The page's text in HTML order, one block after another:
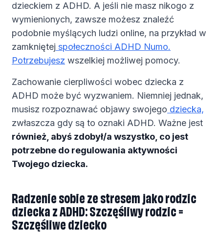
dzieckiem z ADHD. A jeśli nie masz nikogo z
wymienionych, zawsze możesz znaleźć
podobnie myślących ludzi online, na przykład w
zamkniętej społeczności ADHD Numo.
Potrzebujesz wszelkiej możliwej pomocy.
Zachowanie cierpliwości wobec dziecka z
ADHD może być wyzwaniem. Niemniej jednak,
musisz rozpoznawać objawy swojego dziecka,
zwłaszcza gdy są to oznaki ADHD. Ważne jest
również, abyś zdobył/a wszystko, co jest
potrzebne do regulowania aktywności
Twojego dziecka.
Radzenie sobie ze stresem jako rodzic
dziecka z ADHD: Szczęśliwy rodzic =
Szczęśliwe dziecko